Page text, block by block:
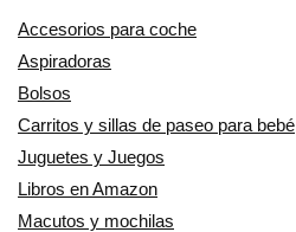
Accesorios para coche
Aspiradoras
Bolsos
Carritos y sillas de paseo para bebé
Juguetes y Juegos
Libros en Amazon
Macutos y mochilas